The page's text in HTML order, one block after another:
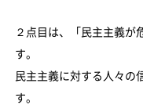
２点目は、「民主主義が
す。
民主主義に対する人々の
す。